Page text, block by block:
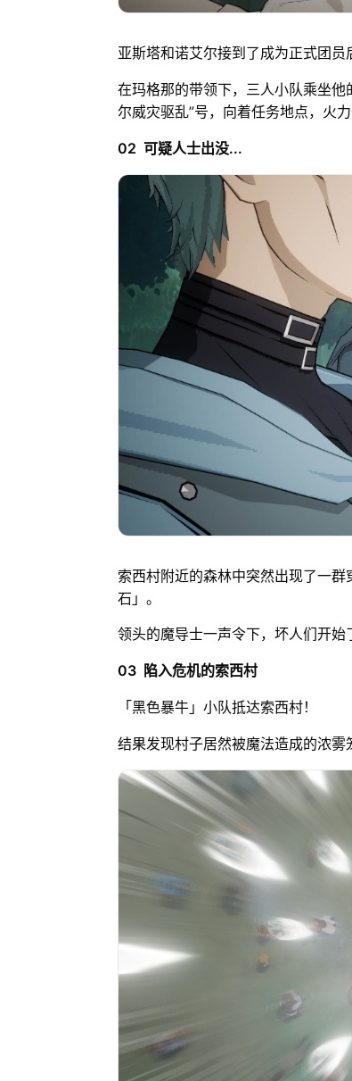
亚斯塔和诺艾尔接到了成为正式团
在玛格那的带领下，三人小队乘坐
尔威灾驱乱”号，向着任务地点，火力
02 可疑人士出没...
索西村附近的森林中突然出现了一
石」。
领头的魔导士一声令下，坏人们开始
03 陷入危机的索西村
「黑色暴牛」小队抵达索西村！
结果发现村子居然被魔法造成的浓雾